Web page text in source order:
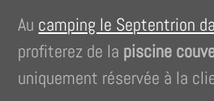
Au camping le Septentrion
profiterez de la piscine
uniquement réservée à la